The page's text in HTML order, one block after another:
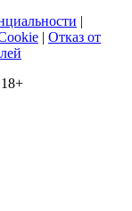
|
| Отказ от